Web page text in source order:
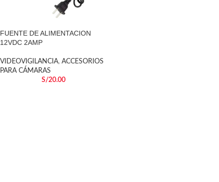
FUENTE DE ALIMENTACION
12VDC 2AMP
VIDEOVIGILANCIA, ACCESORIOS
PARA CÁMARAS
S/20.00